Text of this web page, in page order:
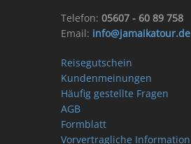
Telefon: 05607 - 60 89 758
Email: info@jamaikatour.de
Reisegutschein
Kundenmeinungen
Häufig gestellte Fragen
AGB
Formblatt
Vorvertragliche Information